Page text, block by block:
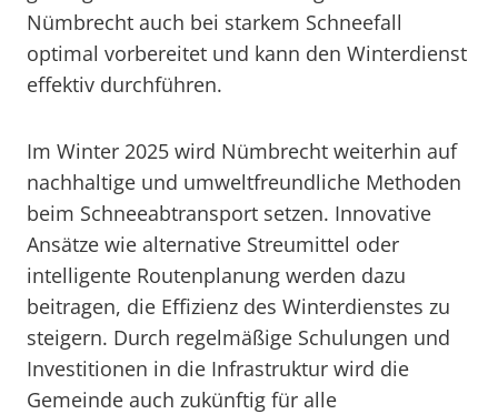
Nümbrecht auch bei starkem Schneefall
optimal vorbereitet und kann den Winterdienst
effektiv durchführen.
Im Winter 2025 wird Nümbrecht weiterhin auf
nachhaltige und umweltfreundliche Methoden
beim Schneeabtransport setzen. Innovative
Ansätze wie alternative Streumittel oder
intelligente Routenplanung werden dazu
beitragen, die Effizienz des Winterdienstes zu
steigern. Durch regelmäßige Schulungen und
Investitionen in die Infrastruktur wird die
Gemeinde auch zukünftig für alle